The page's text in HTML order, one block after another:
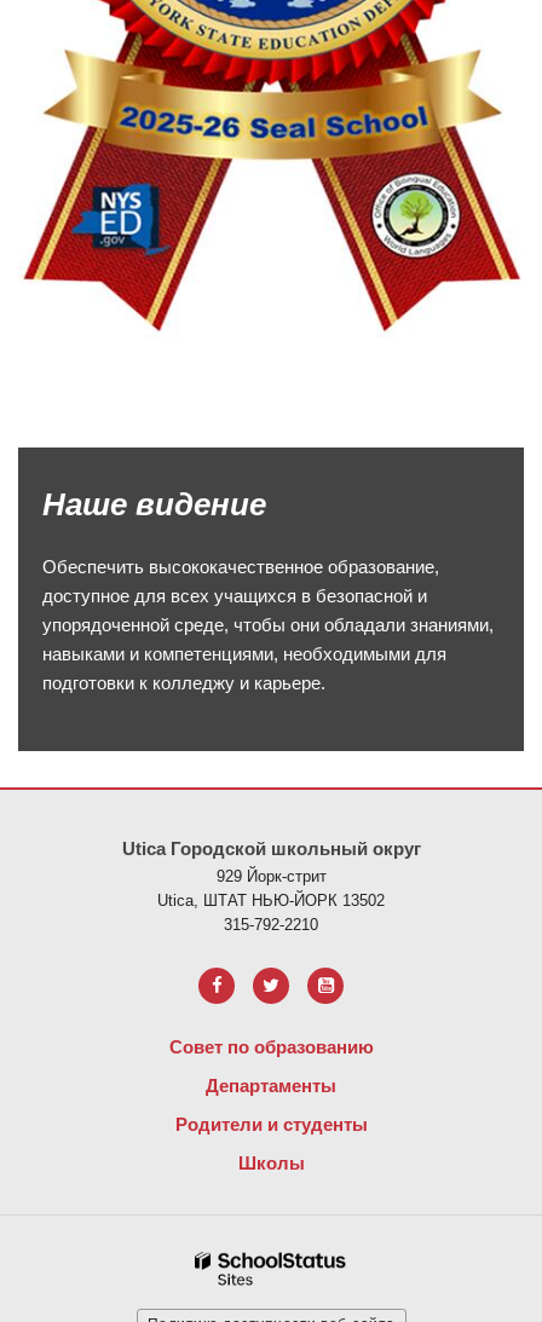
Наше видение
Обеспечить высококачественное образование,
доступное для всех учащихся в безопасной и
упорядоченной среде, чтобы они обладали знаниями,
навыками и компетенциями, необходимыми для
подготовки к колледжу и карьере.
Utica Городской школьный округ
929 Йорк-стрит
Utica, ШТАТ НЬЮ-ЙОРК 13502
315-792-2210
Совет по образованию
Департаменты
Родители и студенты
Школы